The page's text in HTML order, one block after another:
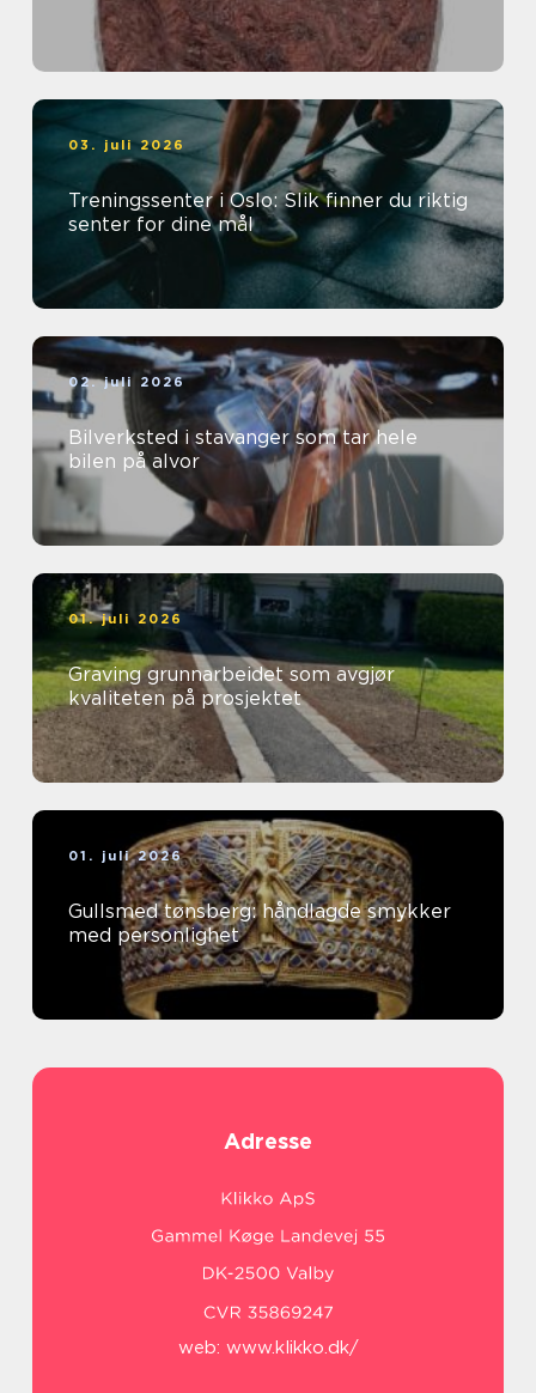
03. juli 2026
Treningssenter i Oslo: Slik finner du riktig
senter for dine mål
02. juli 2026
Bilverksted i stavanger som tar hele
bilen på alvor
01. juli 2026
Graving grunnarbeidet som avgjør
kvaliteten på prosjektet
01. juli 2026
Gullsmed tønsberg: håndlagde smykker
med personlighet
Adresse
web: www.klikko.dk/